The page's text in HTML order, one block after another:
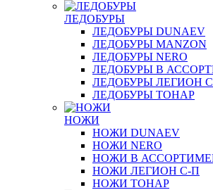
ЛЕДОБУРЫ
ЛЕДОБУРЫ DUNAEV
ЛЕДОБУРЫ MANZON
ЛЕДОБУРЫ NERO
ЛЕДОБУРЫ В
ЛЕДОБУРЫ ЛЕГИОН
ЛЕДОБУРЫ ТОНАР
НОЖИ
НОЖИ DUNAEV
НОЖИ NERO
НОЖИ В
НОЖИ ЛЕГИОН С-П
НОЖИ ТОНАР